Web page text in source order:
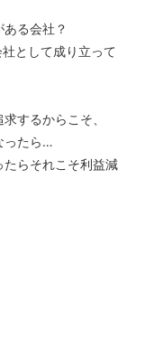
ある会社？
として成り立って
するからこそ、
ったら…
らそれこそ利益減